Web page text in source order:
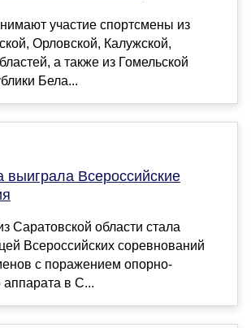
участие спортсмены из
Орловской, Калужской,
а также из Гомельской
Бела...
выиграла Всероссийские
Саратовской области стала
Всероссийских соревнований
с поражением опорно-
аппарата в С...